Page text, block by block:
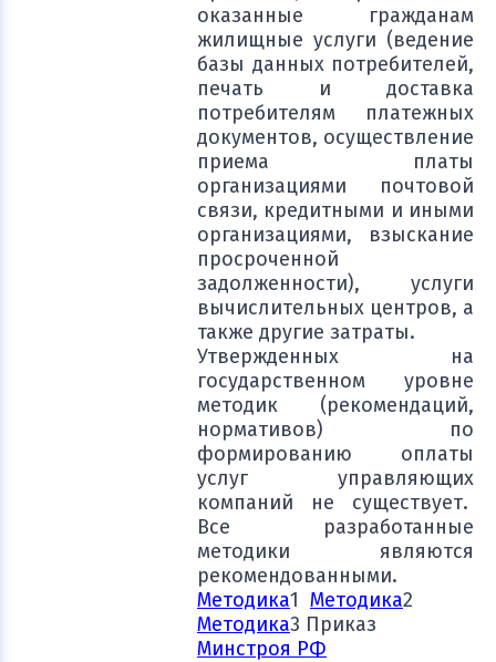
оказанные гражданам
жилищные услуги (ведение
базы данных потребителей,
печать и доставка
потребителям платежных
документов, осуществление
приема платы
организациями почтовой
связи, кредитными и иными
организациями, взыскание
просроченной
задолженности), услуги
вычислительных центров, а
также другие затраты.
Утвержденных на
государственном уровне
методик (рекомендаций,
нормативов) по
формированию оплаты
услуг управляющих
компаний не существует.
Все разработанные
методики являются
рекомендованными.
Методика1 Методика2
Методика3 Приказ
Минстроя РФ